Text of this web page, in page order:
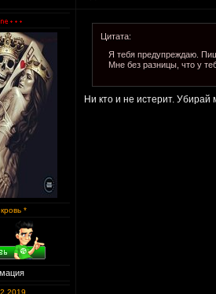
*
Цитата:
Я тебя предупреждаю.
Мне без разницы, что у
Ни кто и не истерит. Убирай